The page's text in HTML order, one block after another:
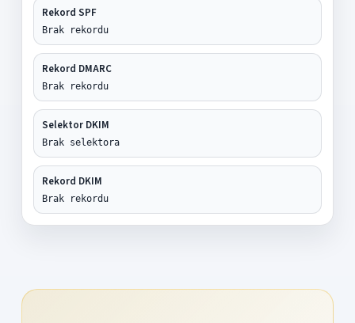
Rekord SPF
Brak rekordu
Rekord DMARC
Brak rekordu
Selektor DKIM
Brak selektora
Rekord DKIM
Brak rekordu